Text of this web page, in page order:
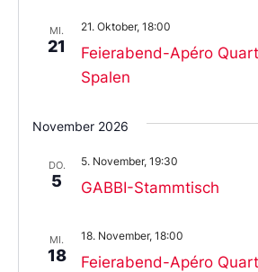
MI.
21
Feierabend-Apéro
Spalen
21. Oktober, 18:00
November 2026
DO.
5 GABBI-Stammtisch
5. November, 19:30
MI.
18
Feierabend-Apéro
18. November, 18:00